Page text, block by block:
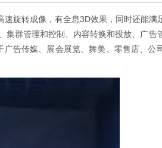
速旋转成像，有全息3D效果，同时还能满
集群管理和控制、内容转换和投放、广告
广告传媒、展会展览、舞美、零售店、公